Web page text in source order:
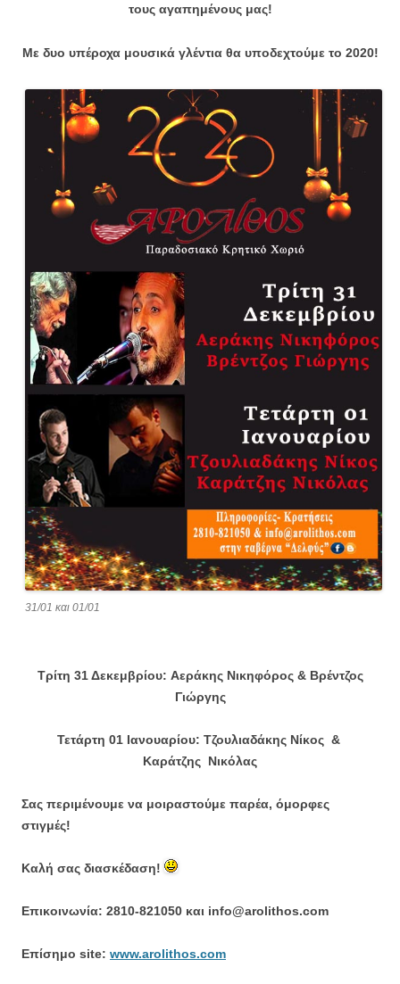
τους αγαπημένους μας!
Με δυο υπέροχα μουσικά γλέντια θα υποδεχτούμε το 2020!
31/01 και 01/01
Τρίτη 31 Δεκεμβρίου: Αεράκης Νικηφόρος & Βρέντζος
Γιώργης
Τετάρτη 01 Ιανουαρίου: Τζουλιαδάκης Νίκος &
Καράτζης Νικόλας
Σας περιμένουμε να μοιραστούμε παρέα, όμορφες
στιγμές!
Καλή σας διασκέδαση!
Επικοινωνία: 2810-821050 και info@arolithos.com
Eπίσημο site: www.arolithos.com